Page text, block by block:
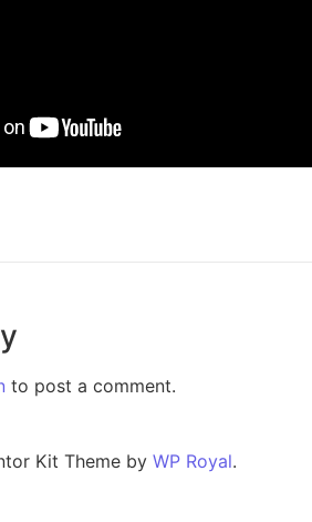
to post a comment.
Kit Theme by WP Royal.